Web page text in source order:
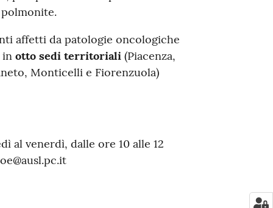
affetti da patologie oncologiche
in otto sedi territoriali(Piacenza,
Monticelli e Fiorenzuola)
al venerdì, dalle ore 10 alle 12